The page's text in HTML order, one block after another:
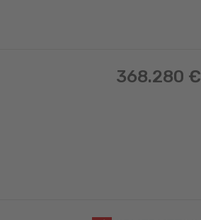
368.280 €